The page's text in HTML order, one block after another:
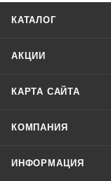
КАТАЛОГ
АКЦИИ
КАРТА САЙТА
КОМПАНИЯ
ИНФОРМАЦИЯ